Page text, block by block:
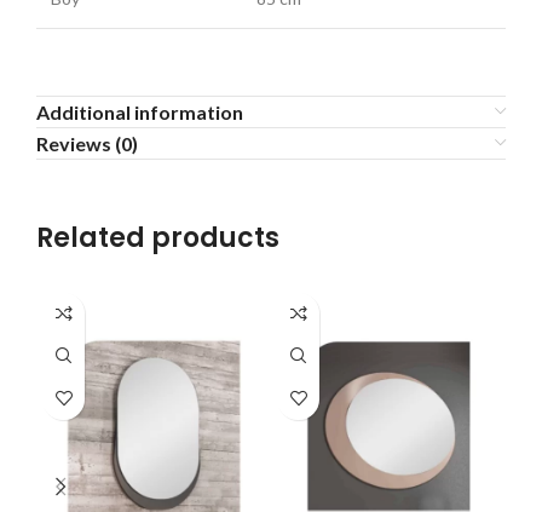
Additional information
Reviews (0)
Related products